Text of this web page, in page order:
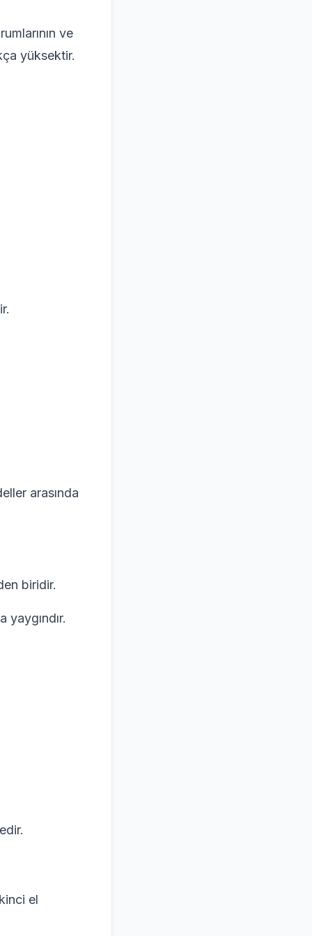
ve
yüksektir.
arasında
biridir.
el